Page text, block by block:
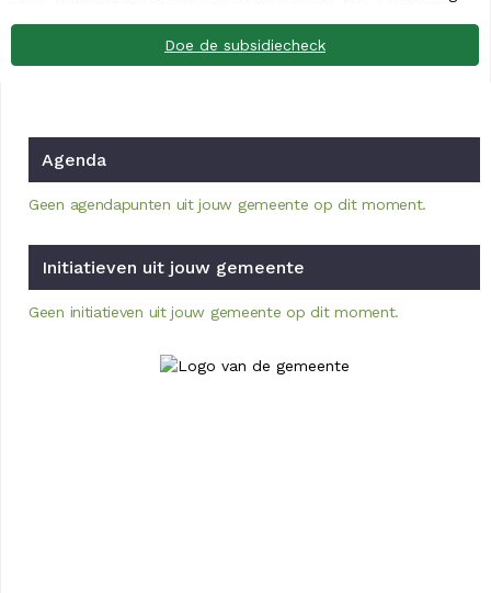
Doe de subsidiecheck
Agenda
Geen agendapunten uit jouw gemeente op dit moment.
Initiatieven uit jouw gemeente
Geen initiatieven uit jouw gemeente op dit moment.